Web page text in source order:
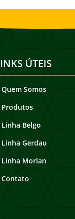
ÚTEIS
Quem Somos
Produtos
Linha Belgo
Linha Gerdau
Linha Morlan
Contato